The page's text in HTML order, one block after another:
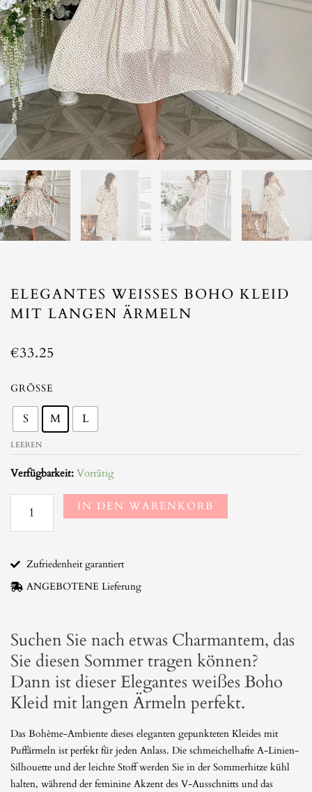
ELEGANTES WEISSES BOHO KLEID M
IT LANGEN ÄRMELN
€33.25
GRÖSSE
S M L
LEEREN
Verfügbarkeit: Vorrätig
Elegantes
Boho
Kleid
mit
langen
IN DEN WARENKORB
Zufriedenheit garantiert
ANGEBOTENE Lieferung
Suchen Sie nach etwas Charmantem, das
Sie diesen Sommer tragen können?
Dann ist dieser Elegantes weißes Boho
Kleid mit langen Ärmeln perfekt.
Das Bohème-Ambiente dieses eleganten gepunkteten Kleides mit
Puffärmeln ist perfekt für jeden Anlass. Die schmeichelhafte A-Linien-
Silhouette und der leichte Stoff werden Sie in der Sommerhitze kühl
halten, während der feminine Akzent des V-Ausschnitts und das